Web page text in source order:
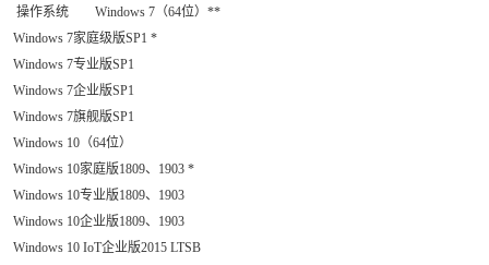
操作系统
Windows 7（64位）**
Windows 7家庭级版SP1 *
Windows 7专业版SP1
Windows 7企业版SP1
Windows 7旗舰版SP1
Windows 10（64位）
Windows 10家庭版1809、1903 *
Windows 10专业版1809、1903
Windows 10企业版1809、1903
Windows 10 IoT企业版2015 LTSB